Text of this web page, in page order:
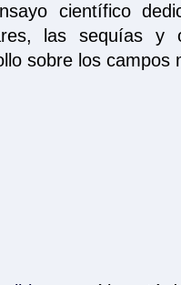
científico
las sequías y
sobre los campos